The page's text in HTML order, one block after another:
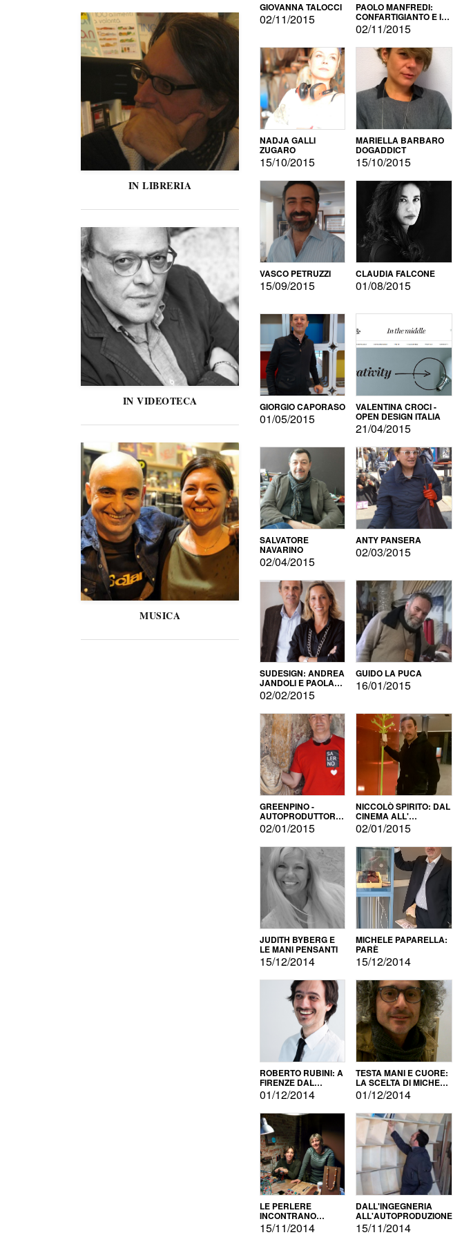
IN LIBRERIA
IN VIDEOTECA
MUSICA
GIOVANNA TALOCCI
02/11/2015
PAOLO MANFREDI:
CONFARTIGIANTO E IL
SONDAGGIO
02/11/2015
NADJA GALLI
ZUGARO
15/10/2015
MARIELLA BARBARO
DOGADDICT
15/10/2015
VASCO PETRUZZI
15/09/2015
CLAUDIA FALCONE
01/08/2015
GIORGIO CAPORASO
01/05/2015
VALENTINA CROCI -
OPEN DESIGN ITALIA
21/04/2015
SALVATORE
NAVARINO
02/04/2015
ANTY PANSERA
02/03/2015
SUDESIGN: ANDREA
JANDOLI E PAOLA
PISAPIA
02/02/2015
GUIDO LA PUCA
16/01/2015
GREENPINO -
AUTOPRODUTTORE
PER AMORE
02/01/2015
NICCOLÒ SPIRITO: DAL
CINEMA ALL'
AUTOPRODUZIONE
02/01/2015
JUDITH BYBERG E
LE MANI PENSANTI
15/12/2014
MICHELE PAPARELLA:
PARÈ
15/12/2014
ROBERTO RUBINI: A
FIRENZE DAL
PRODOTTO ALLA
PROMOZIONE
01/12/2014
TESTA MANI E CUORE:
LA SCELTA DI MICHELE
BARBERIO
01/12/2014
LE PERLERE
INCONTRANO
L'AUTOPRODUZIONE
15/11/2014
DALL'INGEGNERIA
ALL'AUTOPRODUZIONE
15/11/2014